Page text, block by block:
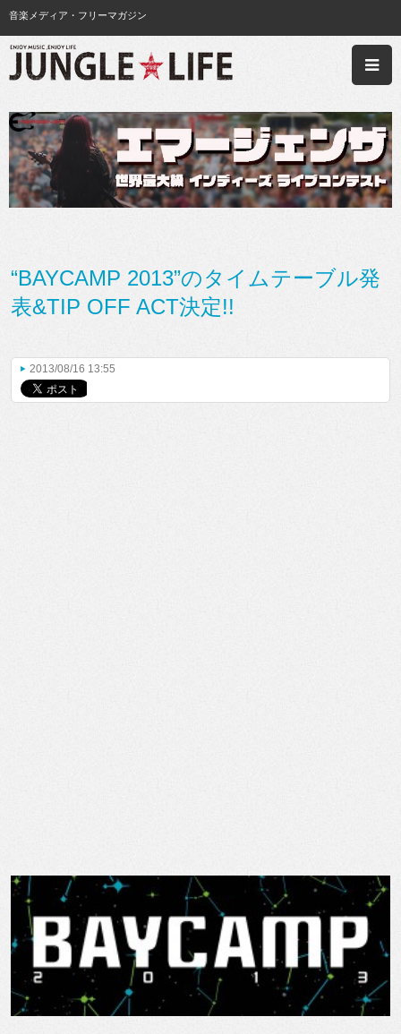
音楽メディア・フリーマガジン
“BAYCAMP 2013”のタイムテーブル発
表&TIP OFF ACT決定!!
2013/08/16 13:55